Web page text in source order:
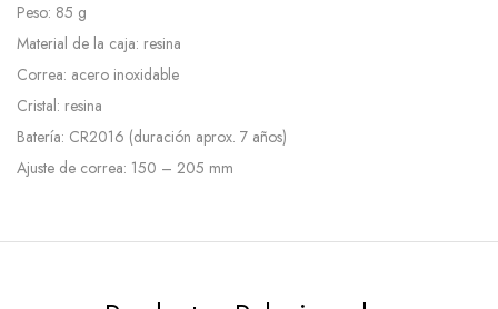
Peso: 85 g
Material de la caja: resina
Correa: acero inoxidable
Cristal: resina
Batería: CR2016 (duración aprox. 7 años)
Ajuste de correa: 150 – 205 mm